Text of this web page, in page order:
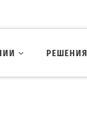
РЕШЕНИЯ